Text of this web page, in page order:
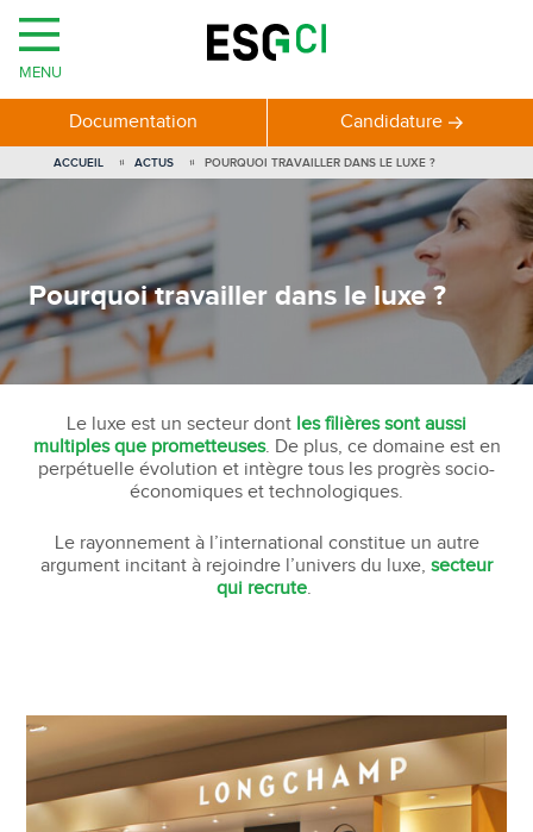
Pourquoi travailler dans le luxe ?
ACCUEIL ACTUS POURQUOI TRAVAILLER DANS LE LUXE ?
Le luxe est un secteur dont les filières sont aussi
multiples que prometteuses. De plus, ce domaine est en
perpétuelle évolution et intègre tous les progrès socio-
économiques et technologiques.
Le rayonnement à l’international constitue un autre
argument incitant à rejoindre l’univers du luxe, secteur
qui recrute.
MENU
Documentation Candidature